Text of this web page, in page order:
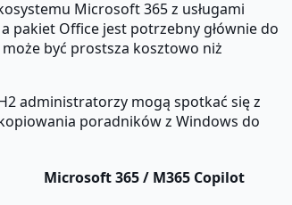
Microsoft 365 z usługami
pakiet Office jest potrzebny głównie do
być prostsza kosztowo niż
administratorzy mogą spotkać się z
poradników z Windows do
Microsoft 365 / M365 Copilot